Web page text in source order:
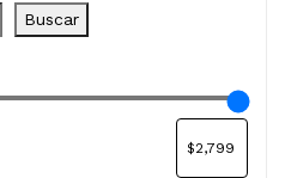
Buscar